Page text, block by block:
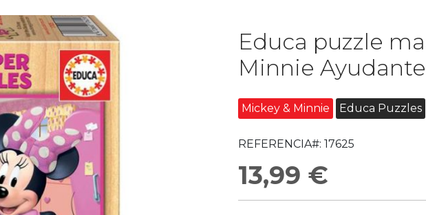
Educa puzzle
Minnie
Mickey & Minnie Educa Puzzles
REFERENCIA#: 17625
13,99 €
galería
imágenes